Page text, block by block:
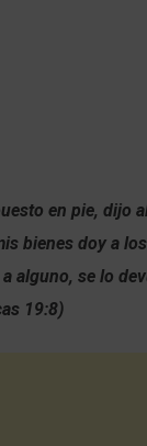
en pie, dijo
bienes doy a
alguno, se lo
19:8)